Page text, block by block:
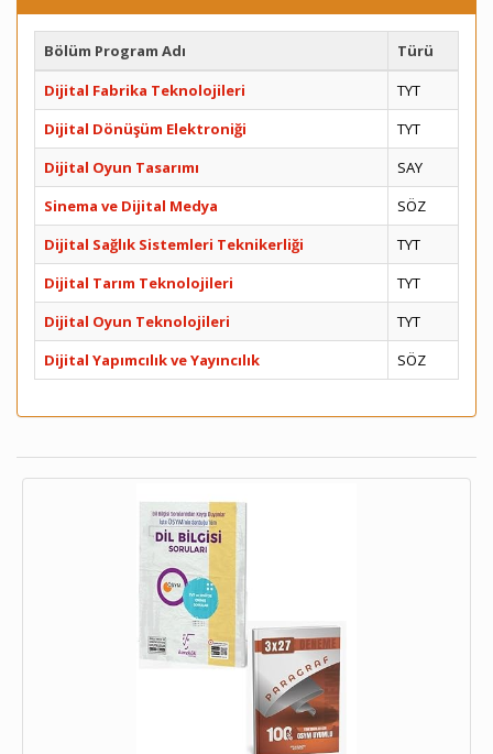
Bölüm Program Adı
Türü
Dijital Fabrika Teknolojileri
TYT
Dijital Dönüşüm Elektroniği
TYT
Dijital Oyun Tasarımı
SAY
Sinema ve Dijital Medya
SÖZ
Dijital Sağlık Sistemleri Teknikerliği
TYT
Dijital Tarım Teknolojileri
TYT
Dijital Oyun Teknolojileri
TYT
Dijital Yapımcılık ve Yayıncılık
SÖZ